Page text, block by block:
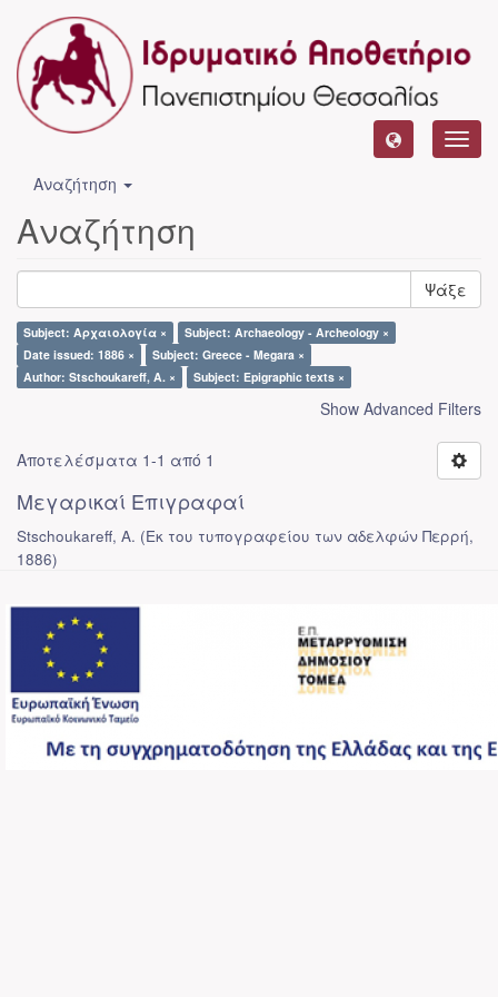
Αναζήτηση
Αναζήτηση
Ψάξε
Subject: Αρχαιολογία ×
Subject: Archaeology - Archeology ×
Date issued: 1886 ×
Subject: Greece - Megara ×
Author: Stschoukareff, A. ×
Subject: Epigraphic texts ×
Show Advanced Filters
Αποτελέσματα 1-1 από 1
Μεγαρικαί Επιγραφαί
Stschoukareff, A. (Εκ του τυπογραφείου των αδελφών Περρή,
1886)